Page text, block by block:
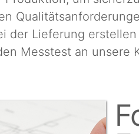
der Lieferung
Messtest an unsere